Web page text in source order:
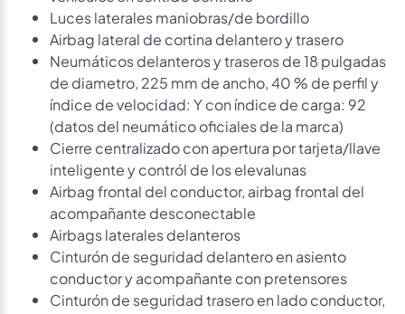
Luces laterales maniobras/de bordillo
Airbag lateral de cortina delantero y trasero
Neumáticos delanteros y traseros de 18 pulgadas
de diametro, 225 mm de ancho, 40 % de perfil y
índice de velocidad: Y con índice de carga: 92
(datos del neumático oficiales de la marca)
Cierre centralizado con apertura por tarjeta/llave
inteligente y contról de los elevalunas
Airbag frontal del conductor, airbag frontal del
acompañante desconectable
Airbags laterales delanteros
Cinturón de seguridad delantero en asiento
conductor y acompañante con pretensores
Cinturón de seguridad trasero en lado conductor,